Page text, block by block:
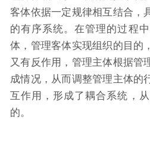
客体依据一定规律相互结合，
的有序系统。在管理的过程
体，管理客体实现组织的目的
又有反作用，管理主体根据管
成情况，从而调整管理主体的
互作用，形成了耦合系统，
的。